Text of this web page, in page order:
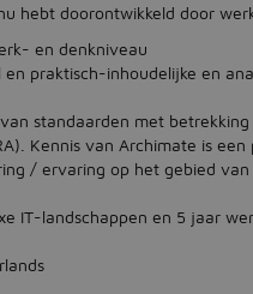
hebt doorontwikkeld door
en denkniveau
praktisch-inhoudelijke en
standaarden met
Kennis van Archimate is een
/ ervaring op het gebied
IT-landschappen en 5 jaar